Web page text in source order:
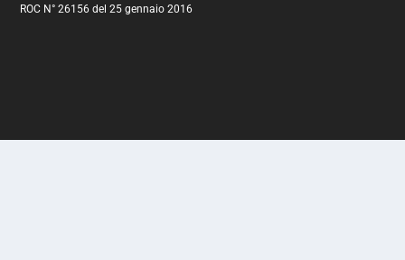
ROC N° 26156 del 25 gennaio 2016